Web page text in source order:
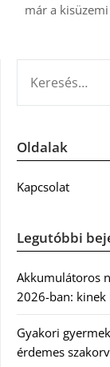
már a
Oldalak
Kapcsolat
Legutóbbi
Akkumulátoros
2026-ban: kinek
Gyakori
érdemes